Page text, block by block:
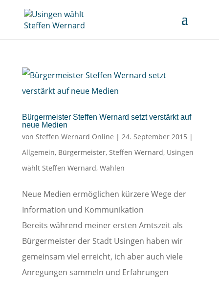
Bürgermeister Steffen Wernard setzt verstärkt auf
neue Medien
von Steffen Wernard Online | 24. September 2015 |
Allgemein, Bürgermeister, Steffen Wernard, Usingen
wählt Steffen Wernard, Wahlen
Neue Medien ermöglichen kürzere Wege der
Information und Kommunikation
Bereits während meiner ersten Amtszeit als
Bürgermeister der Stadt Usingen haben wir
gemeinsam viel erreicht, ich aber auch viele
Anregungen sammeln und Erfahrungen